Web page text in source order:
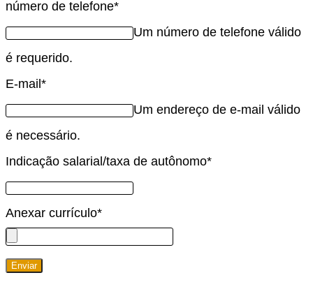
número de telefone*
Um número de telefone válido
é requerido.
E-mail *
Um endereço de e-mail válido
é necessário.
Indicação salarial/taxa de autônomo*
Anexar currículo*
Enviar